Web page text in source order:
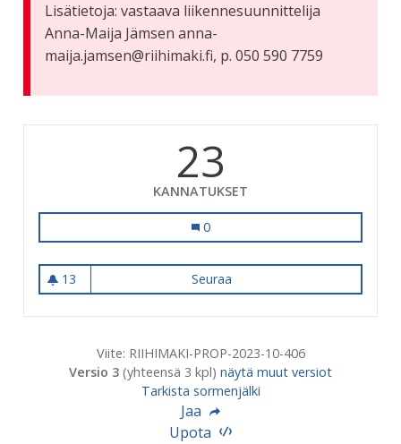
Lisätietoja: vastaava liikennesuunnittelija
Anna-Maija Jämsen anna-
maija.jamsen@riihimaki.fi, p. 050 590 7759
23
KANNATUKSET
Suojateiden valaistus
0
13
13 seuraajaa
Seuraa
Viite: RIIHIMAKI-PROP-2023-10-406
Versio 3 (yhteensä 3 kpl) näytä muut versiot
Tarkista sormenjälki
Jaa
Upota